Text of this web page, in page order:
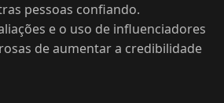
pessoas confiando.
e o uso de influenciadores
de aumentar a credibilidade